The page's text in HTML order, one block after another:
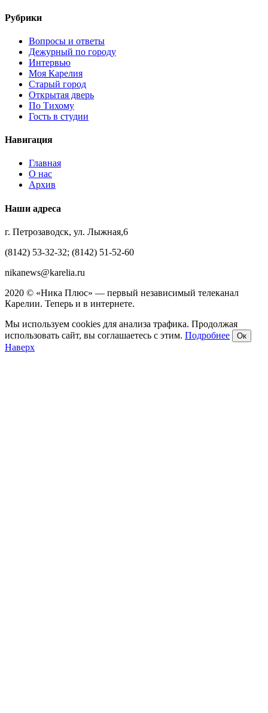
Рубрики
Вопросы и ответы
Дежурный по городу
Интервью
Моя Карелия
Старый город
Открытая дверь
По Тихому
Гость в студии
Навигация
Главная
О нас
Архив
Наши адреса
г. Петрозаводск, ул. Лыжная,6
(8142) 53-32-32; (8142) 51-52-60
nikanews@karelia.ru
2020 © «Ника Плюс» — первый независимый телеканал
Карелии. Теперь и в интернете.
Мы используем cookies для анализа трафика. Продолжая
использовать сайт, вы соглашаетесь с этим. Подробнее Ок
Наверх